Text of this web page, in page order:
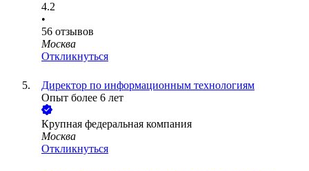
4.2
•
56 отзывов
Москва
Откликнуться
Директор по информационным технологиям
Опыт более 6 лет
Крупная федеральная компания
Москва
Откликнуться